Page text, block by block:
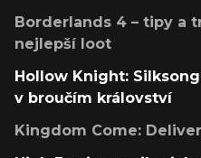
Borderlands 4 – tipy a
nejlepší loot
Hollow Knight:
v broučím království
Kingdom Come: